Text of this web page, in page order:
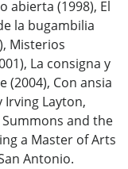
abierta (1998), El
la bugambilia
Misterios
La consigna y
(2004), Con ansia
Layton,
and the
a Master of Arts
Antonio.